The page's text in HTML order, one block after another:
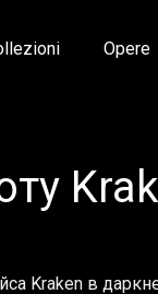
Opere
Kraken в